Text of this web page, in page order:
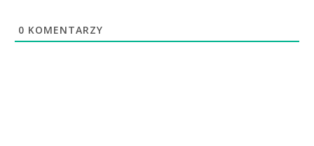
0 KOMENTARZY